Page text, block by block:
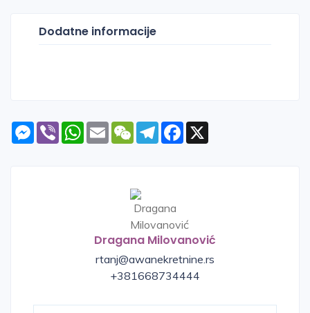
Dodatne informacije
Messenger
Viber WhatsApp
Email WeChatTelegramFacebook
Dragana Milovanović
rtanj@awanekretnine.rs
+381668734444